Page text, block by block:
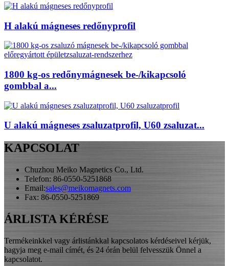
H alakú mágneses redőnyprofil
1800 kg-os redőnymágnesek be-/kikapcsoló
gombbal a...
U alakú mágneses zsaluzatprofil, U60 zsaluzat...
KAPCSOLAT
Chuzhou Meiko Magnetics Co., Ltd.
Telefon: 86-0550-5251868
Email:sales@meikomagnets.com
Fax: 86-0550-5251869
ÁRLISTA KÉRÉSE
Termékeinkkel vagy árlistánkkal kapcsolatos kérdéseivel kérjük,
hagyja meg e-mail címét, és 24 órán belül felvesszük Önnel a
kapcsolatot.